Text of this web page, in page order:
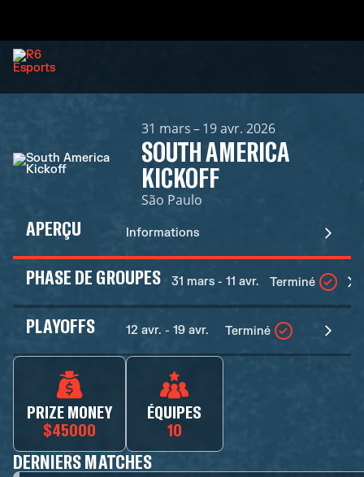
31 mars – 19 avr. 2026
SOUTH AMERICA
KICKOFF
São Paulo
APERÇU Informations
PHASE DE GROUPES 31 mars - 11 avr. Terminé
PLAYOFFS 12 avr. - 19 avr. Terminé
PRIZE MONEY
$45000
ÉQUIPES
10
DERNIERS MATCHES